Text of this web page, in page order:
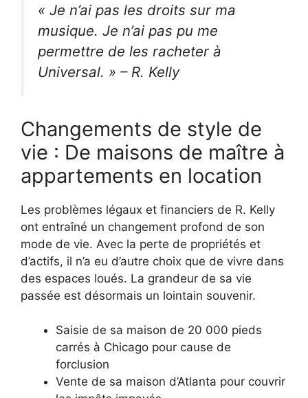
« Je n’ai pas les droits sur ma
musique. Je n’ai pas pu me
permettre de les racheter à
Universal. » – R. Kelly
Changements de style de
vie : De maisons de maître à
appartements en location
Les problèmes légaux et financiers de R. Kelly
ont entraîné un changement profond de son
mode de vie. Avec la perte de propriétés et
d’actifs, il n’a eu d’autre choix que de vivre dans
des espaces loués. La grandeur de sa vie
passée est désormais un lointain souvenir.
Saisie de sa maison de 20 000 pieds
carrés à Chicago pour cause de
forclusion
Vente de sa maison d’Atlanta pour couvrir